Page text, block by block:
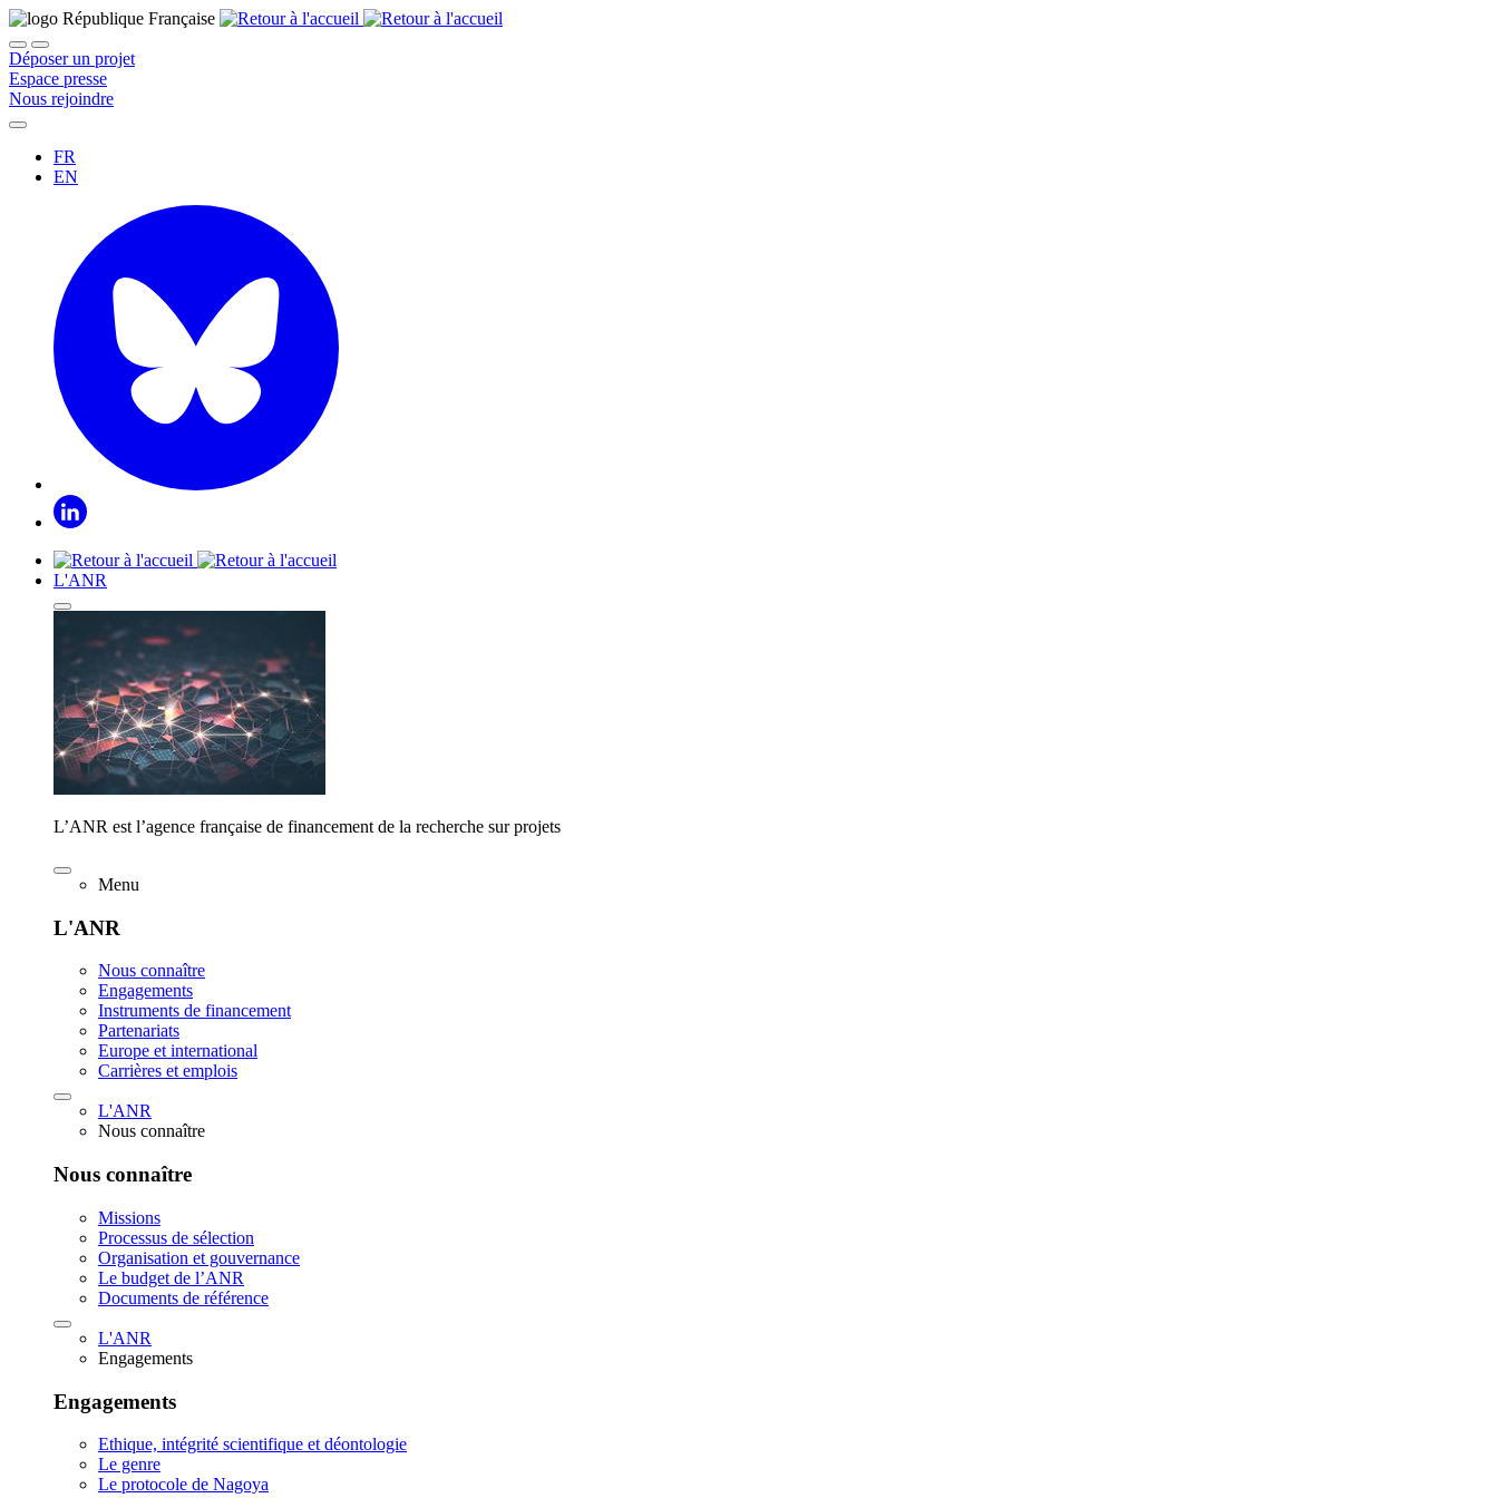
Déposer un projet
Espace presse
Nous rejoindre
FR
EN
L'ANR
L’ANR est l’agence française de financement de la recherche sur projets
Menu
L'ANR
Nous connaître
Engagements
Instruments de financement
Partenariats
Europe et international
Carrières et emplois
L'ANR
Nous connaître
Nous connaître
Missions
Processus de sélection
Organisation et gouvernance
Le budget de l’ANR
Documents de référence
L'ANR
Engagements
Engagements
Ethique, intégrité scientifique et déontologie
Le genre
Le protocole de Nagoya